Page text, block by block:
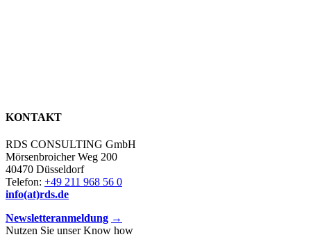
KONTAKT
RDS CONSULTING GmbH
Mörsenbroicher Weg 200
40470 Düsseldorf
Telefon: +49 211 968 56 0
info(at)rds.de
Newsletteranmeldung →
Nutzen Sie unser Know how